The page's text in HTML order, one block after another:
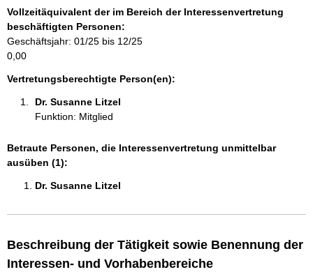
t
i
o
n
e
Vollzeitäquivalent der im Bereich der Interessenvertretung
beschäftigten Personen:
Geschäftsjahr: 01/25 bis 12/25
0,00
Vertretungsberechtigte Person(en):
Dr. Susanne Litzel
Funktion: Mitglied
Betraute Personen, die Interessenvertretung unmittelbar
ausüben (1):
Dr. Susanne Litzel
Beschreibung der Tätigkeit sowie Benennung der
Interessen- und Vorhabenbereiche